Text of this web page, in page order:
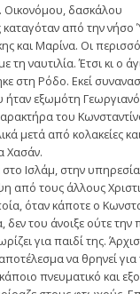
Οικονόμου, δασκάλου
καταγόταν από την νήσο
και Μαρίνα. Οι
τη ναυτιλία. Έτσι κι ο
στη Ρόδο. Εκεί
εξωμότη
του
μετά από κολακείες
Χασάν.
στο Ισλάμ, στην
από τους άλλους
όταν κάποτε ο
δεν του άνοιξε ούτε
για παιδί της.
να θρηνεί
πνευματικό και